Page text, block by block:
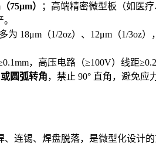
75μm） ；高端精密微型板（如医疗
为 18μm（1/2oz）、12μm（1/3oz
，高压电路（≥100V）线距
或圆弧转角，禁止 90° 直角，避免应
连锡、焊盘脱落，是微型化设计的